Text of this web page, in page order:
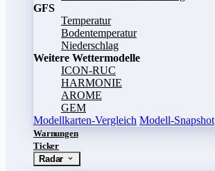
GFS
Temperatur
Bodentemperatur
Niederschlag
Weitere Wettermodelle
ICON-RUC
HARMONIE
AROME
GEM
Modellkarten-Vergleich Modell-Snapshot
Warnungen
Ticker
Radar